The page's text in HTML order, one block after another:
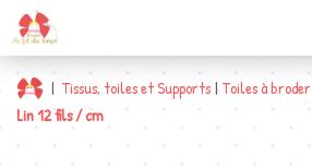
| Tissus, toiles et Supports| Toiles à broder
Lin 12 fils / cm